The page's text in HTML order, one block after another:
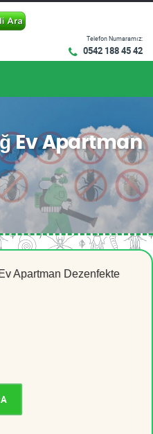
Telefon Numaramız:
0542 188 45 42
Ev Apartman
Ev Apartman Dezenfekte